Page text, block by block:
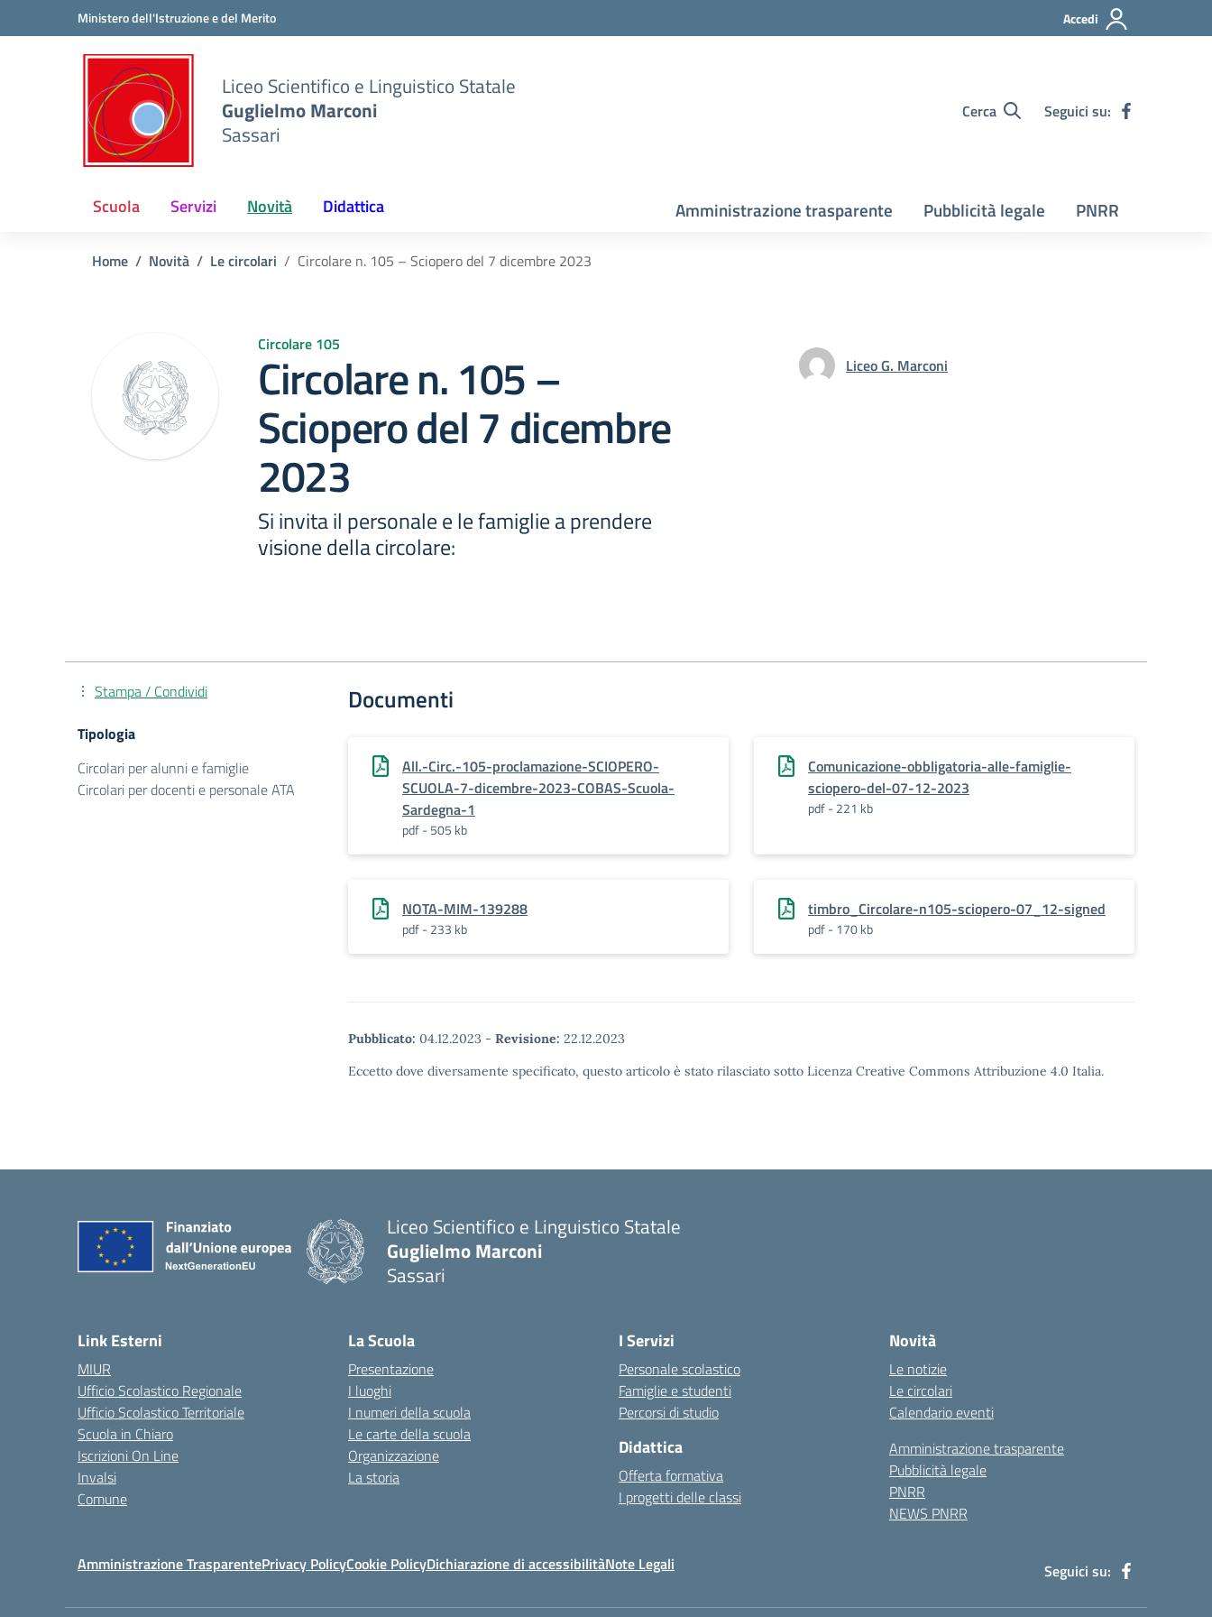
Vai ai contenuti
Vai al menu di navigazioneMinistero dell'Istruzione e del Merito Accedi
Liceo Scientifico e Linguistico Statale
Guglielmo Marconi
Sassari
Cerca Seguici su:
Scuola Servizi Novità Didattica Amministrazione trasparente Pubblicità legale PNRR
Home Novità Le circolari Circolare n. 105 – Sciopero del 7 dicembre 2023
Circolare 105
Circolare n. 105 –
Sciopero del 7 dicembre
2023
Si invita il personale e le famiglie a prendere
visione della circolare:
Liceo G. Marconi
Documenti
All.-Circ.-105-proclamazione-SCIOPERO-
SCUOLA-7-dicembre-2023-COBAS-Scuola-
Sardegna-1
pdf - 505 kb
Comunicazione-obbligatoria-alle-famiglie-
sciopero-del-07-12-2023
pdf - 221 kb
NOTA-MIM-139288
pdf - 233 kb
timbro_Circolare-n105-sciopero-07_12-signed
pdf - 170 kb
Pubblicato: 04.12.2023 - Revisione: 22.12.2023
Eccetto dove diversamente specificato, questo articolo è stato rilasciato sotto Licenza Creative Commons Attribuzione 4.0 Italia.
Stampa / Condividi
Tipologia
Circolari per alunni e famiglie
Circolari per docenti e personale ATA
Liceo Scientifico e Linguistico Statale
Guglielmo Marconi
Sassari
Link Esterni
MIUR
Ufficio Scolastico Regionale
Ufficio Scolastico Territoriale
Scuola in Chiaro
Iscrizioni On Line
Invalsi
Comune
La Scuola
Presentazione
I luoghi
I numeri della scuola
Le carte della scuola
Organizzazione
La storia
I Servizi
Personale scolastico
Famiglie e studenti
Percorsi di studio
Didattica
Offerta formativa
I progetti delle classi
Novità
Le notizie
Le circolari
Calendario eventi
Amministrazione trasparente
Pubblicità legale
PNRR
NEWS PNRR
Amministrazione TrasparentePrivacy PolicyCookie PolicyDichiarazione di accessibilitàNote Legali Seguici su: